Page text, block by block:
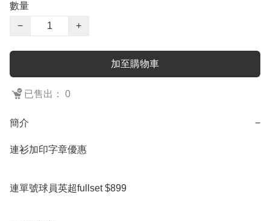
數量
−
+
加至購物車
已售出： 0
簡介 −
連衫加印字章優惠
連單號球員英超fullset $899